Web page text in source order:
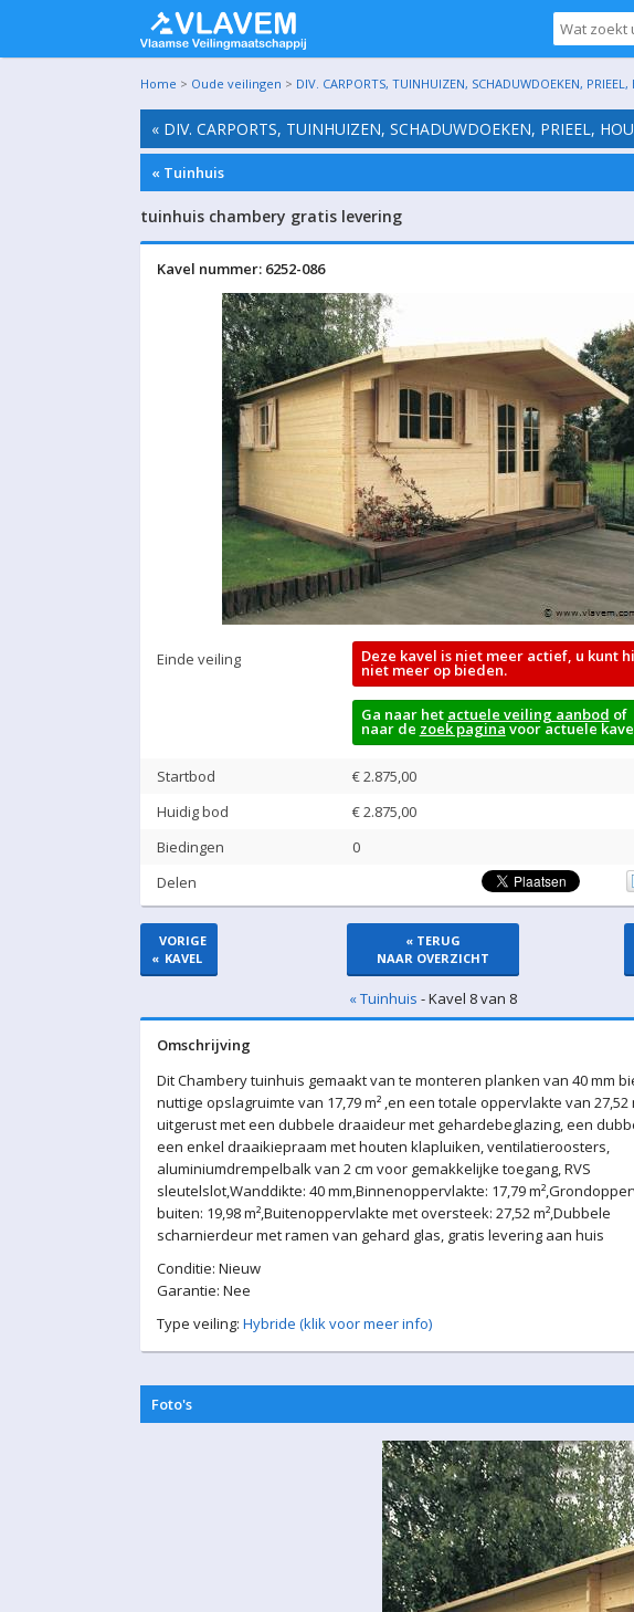
Home > Oude veilingen > DIV. CARPORTS, TUINHUIZEN, SCHADUWDOEKEN,
« DIV. CARPORTS, TUINHUIZEN, SCHADUWDOEKEN, PRIEEL,
« Tuinhuis
tuinhuis chambery gratis levering
Kavel nummer: 6252-086
Einde veiling Deze kavel is niet meer actief, u kunt
niet meer op bieden.
Ga naar het actuele veiling aanbod of
naar de zoek paginavoor actuele
Startbod
€ 2.875,00
Huidig bod
€2.875,00
Biedingen
0
Delen
«
VORIGE
KAVEL
« TERUG
NAAR OVERZICHT
« Tuinhuis - Kavel 8 van 8
Omschrijving
Dit Chambery tuinhuis gemaakt van te monteren planken van 40 mm
nuttige opslagruimte van 17,79 m² ,en een totale oppervlakte van 27,52
uitgerust met een dubbele draaideur met gehardebeglazing, een
een enkel draaikiepraam met houten klapluiken, ventilatieroosters,
aluminiumdrempelbalk van 2 cm voor gemakkelijke toegang, RVS
sleutelslot,Wanddikte: 40 mm,Binnenoppervlakte: 17,79
buiten: 19,98 m²,Buitenoppervlakte met oversteek: 27,52 m²,Dubbele
scharnierdeur met ramen van gehard glas, gratis levering aan huis
Conditie: Nieuw
Garantie: Nee
Type veiling: Hybride (klik voor meer info)
Foto's